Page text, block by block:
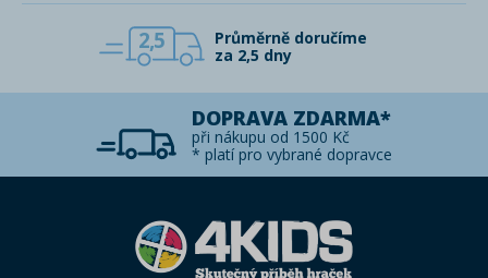
2,5
Průměrně doručíme
za 2,5 dny
DOPRAVA ZDARMA*
při nákupu od 1500 Kč
* platí pro vybrané dopravce